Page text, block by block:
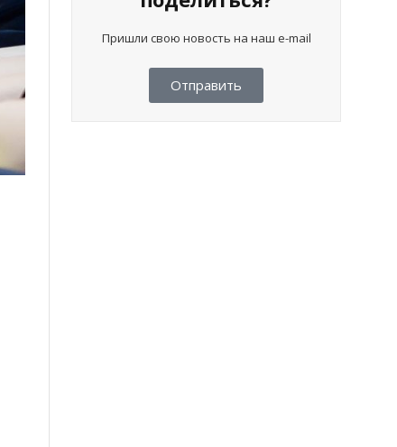
Пришли свою новость на наш e-mail
Отправить